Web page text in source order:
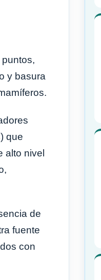
y basura
que
alto nivel
de
fuente
con